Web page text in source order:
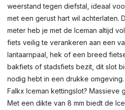
weerstand tegen diefstal, ideaal
met een gerust hart wil achterlaten.
meter heb je met de Iceman altijd
fiets veilig te verankeren aan een
lantaarnpaal, hek of een breed
bakfiets of stadsfiets bezit, dit slot
nodig hebt in een drukke
Falkx Iceman kettingslot? Massieve
Met een dikte van 8 mm biedt de